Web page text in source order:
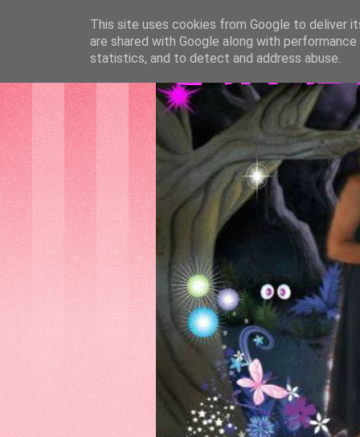
This site uses cookies from Google to deliver
are shared with Google along with
statistics, and to detect and address abuse.